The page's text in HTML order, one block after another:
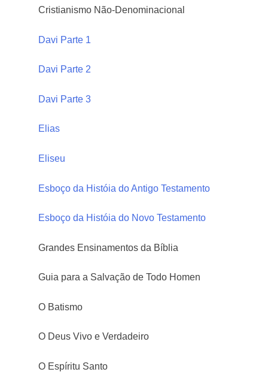
Cristianismo Não-Denominacional
Davi Parte 1
Davi Parte 2
Davi Parte 3
Elias
Eliseu
Esboço da Históia do Antigo Testamento
Esboço da Históia do Novo Testamento
Grandes Ensinamentos da Bíblia
Guia para a Salvação de Todo Homen
O Batismo
O Deus Vivo e Verdadeiro
O Espíritu Santo